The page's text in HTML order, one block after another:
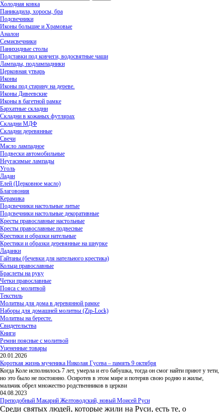
Холодная ковка
Паникадила, хоросы, бра
Подсвечники
Иконы большие и Храмовые
Аналои
Семисвечники
Панихидные столы
Подставки под ковчеги, водосвятные чаши
Лампады, подлампадники
Церковная утварь
Иконы
Иконы под старину на дереве.
Иконы Дивеевские
Иконы в багетной рамке
Бархатные складни
Складни в кожаных футлярах
Складни МДФ
Складни деревянные
Свечи
Масло лампадное
Подвески автомобильные
Неугасимые лампады
Уголь
Ладан
Елей (Церковное масло)
Благовония
Керамика
Подсвечники настольные литые
Подсвечники настольные декоративные
Кресты православные настольные
Кресты православные подвесные
Крестики и образки нательные
Крестики и образки деревянные на шнурке
Ладанки
Гайтаны (бечевки для нательного крестика)
Кольца православные
Браслеты на руку
Четки православные
Пояса с молитвой
Текстиль
Молитвы для дома в деревянной рамке
Наборы для домашней молитвы (Zip-Lock)
Молитвы на бересте.
Свидетельства
Книги
Ремни поясные с молитвой
Уцененные товары
20.01.2026
Короткая жизнь мученика Николая Гусева – память 9 октября
Когда Коле исполнилось 7 лет, умерла и его бабушка, тогда он смог найти приют у тети,
но это было не постоянно. Осиротев в этом мире и потеряв свою родню и жилье,
мальчик обрел множество родственников в церкви
04.08.2023
Преподобный Макарий Желтоводский, новый Моисей Руси
Среди святых людей, которые жили на Руси, есть те, о